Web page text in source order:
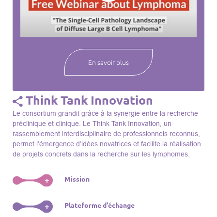
webinaires à venir, des séances précédentes et joignez-vous
notre compréhension des lymphomes et des maladies
En savoir plus
Think Tank Innovation
Le consortium grandit grâce à la synergie entre la recherche
préclinique et clinique. Le Think Tank Innovation, un
rassemblement interdisciplinaire de professionnels reconnus,
permet l’émergence d’idées novatrices et facilite la réalisation
de projets concrets dans la recherche sur les lymphomes.
+ Mission
Le Think Tank initie des projets, façonne des initiatives de
R&D, identifie des porteurs et promeut l’unité parmi les
+ Plateforme d'échange